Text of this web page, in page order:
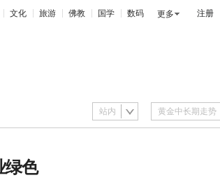
文化 旅游 佛教 国学 数码 更多 注册
站内
绿色